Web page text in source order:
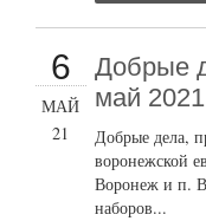
6
МАЙ
21
Добрые
май 2021
Добрые дела,
воронежской
Воронеж и п.
наборов...